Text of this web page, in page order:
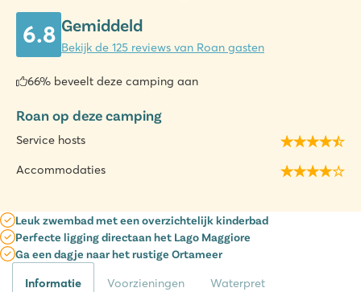
6.8 Gemiddeld
Bekijk de 125 reviews van Roan gasten
66% beveelt deze camping aan
Roan op deze camping
Service hosts
Accommodaties
Leuk zwembad met een overzichtelijk kinderbad
Perfecte ligging directaan het Lago Maggiore
Ga een dagje naar het rustige Ortameer
Informatie Voorzieningen Waterpret